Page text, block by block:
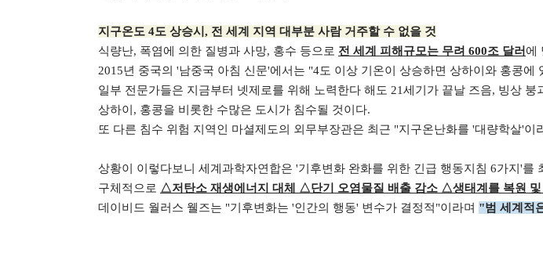
지구온도 4도 상승시, 전 세계 지역 대부분 사람 거주할 수 없을 것
식량난, 폭염에 의한 질병과 사망, 홍수 등으로 전 세계 피해규모는 무려 600조 달러에
2015년 중국의 '남중국 아침 신문'에서는 "4도 이상 기온이 상승하면 상하이와 홍콩
일부 전문가들은 지금부터 넷제로를 위해 노력한다 해도 21세기가 끝날 즈음, 빙상
상하이, 홍콩을 비롯한 수많은 도시가 침수될 것이다.
또 다른 침수 위험 지역인 마셜제도의 외무부장관은 최근 "지구온난화를 '대량학살'
상황이 이렇다보니 세계과학자연합은 '기후변화 완화를 위한 긴급 행동지침 6가지'를
구체적으로 △저탄소 재생에너지 대체 △단기 오염물질 배출 감소 △생태계를 복원
데이비드 월러스 웰즈는 "기후변화는 '인간의 행동' 변수가 결정적"이라며 "범 세계적